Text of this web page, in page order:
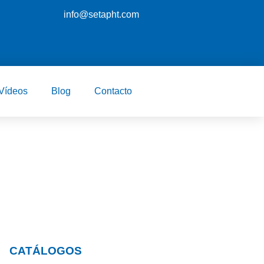
info@setapht.com
Blog Contacto
CATÁLOGOS